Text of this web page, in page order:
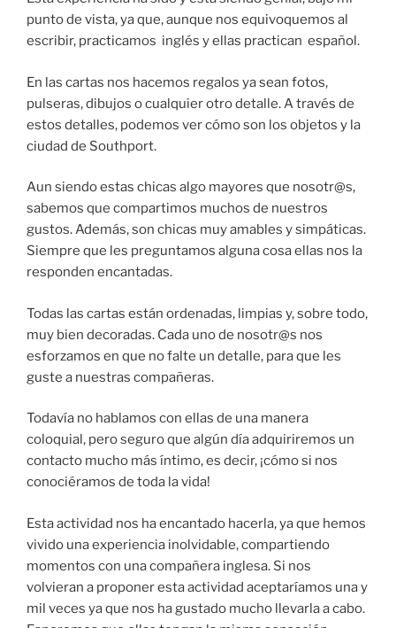
punto de vista, ya que, aunque nos equivoquemos al
escribir, practicamos inglés y ellas practican español.
En las cartas nos hacemos regalos ya sean fotos,
pulseras, dibujos o cualquier otro detalle. A través de
estos detalles, podemos ver cómo son los objetos y la
ciudad de Southport.
Aun siendo estas chicas algo mayores que nosotr@s,
sabemos que compartimos muchos de nuestros
gustos. Además, son chicas muy amables y simpáticas.
Siempre que les preguntamos alguna cosa ellas nos la
responden encantadas.
Todas las cartas están ordenadas, limpias y, sobre todo,
muy bien decoradas. Cada uno de nosotr@s nos
esforzamos en que no falte un detalle, para que les
guste a nuestras compañeras.
Todavía no hablamos con ellas de una manera
coloquial, pero seguro que algún día adquiriremos un
contacto mucho más íntimo, es decir, ¡cómo si nos
conociéramos de toda la vida!
Esta actividad nos ha encantado hacerla, ya que hemos
vivido una experiencia inolvidable, compartiendo
momentos con una compañera inglesa. Si nos
volvieran a proponer esta actividad aceptaríamos una y
mil veces ya que nos ha gustado mucho llevarla a cabo.